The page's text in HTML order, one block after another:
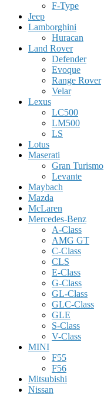
F-Type
Jeep
Lamborghini
Huracan
Land Rover
Defender
Evoque
Range Rover
Velar
Lexus
LC500
LM500
LS
Lotus
Maserati
Gran Turismo
Levante
Maybach
Mazda
McLaren
Mercedes-Benz
A-Class
AMG GT
C-Class
CLS
E-Class
G-Class
GL-Class
GLC-Class
GLE
S-Class
V-Class
MINI
F55
F56
Mitsubishi
Nissan